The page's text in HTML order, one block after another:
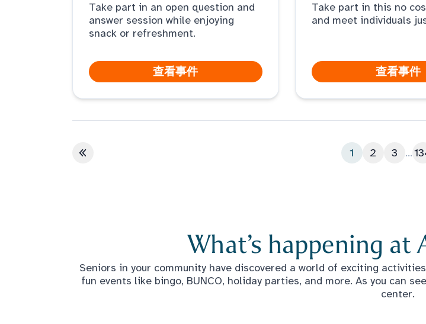
Take part in an open question and
answer session while enjoying
snack or refreshment.
查看事件
Take part in this no
and meet individuals
查看事件
第一页 1 2 3 ...
What’s happening at
Seniors in your community have discovered a world of exciting
fun events like bingo, BUNCO, holiday parties, and more. As you can
center.